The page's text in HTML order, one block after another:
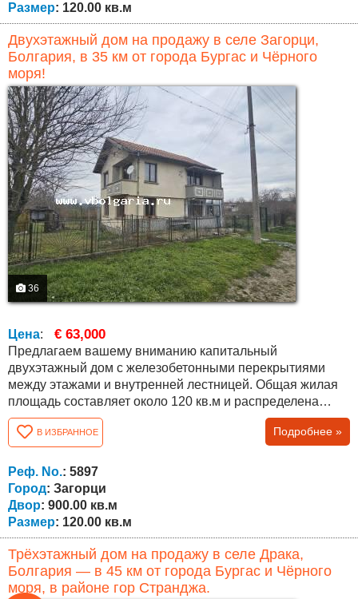
Размер: 120.00 кв.м
Двухэтажный дом на продажу в селе Загорци,
Болгария, в 35 км от города Бургас и Чёрного
моря!
36
Цена: € 63,000
Предлагаем вашему вниманию капитальный
двухэтажный дом с железобетонными перекрытиями
между этажами и внутренней лестницей. Общая жилая
площадь составляет около 120 кв.м и распределена
следующим образом: первый этаж – небольшая кухня,
ванная комната с туалетом, две комнаты и внутренняя
лестница; второй этаж – три комнаты. Дом продаётся с
имеющейся мебелью, представленной на фотографиях.
К дому относится участок площадью...
В ИЗБРАННОЕ Подробнее »
Реф. No.: 5897
Город: Загорци
Двор: 900.00 кв.м
Размер: 120.00 кв.м
Трёхэтажный дом на продажу в селе Драка,
Болгария — в 45 км от города Бургас и Чёрного
моря, в районе гор Странджа.